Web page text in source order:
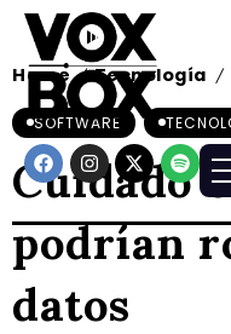
Home / Tecnología /
SOFTWARE
Cuidado
podrían
datos